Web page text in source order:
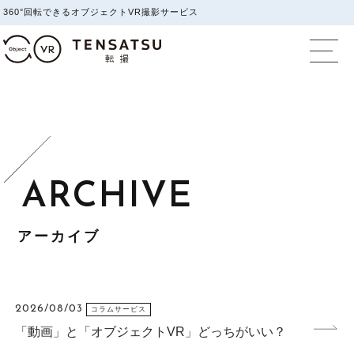
360°回転できるオブジェクトVR撮影サービス
オブジェクトVR
アーカイブ
2026/08/03 コラムサービス
「動画」と「オブジェクトVR」どっちがいい？